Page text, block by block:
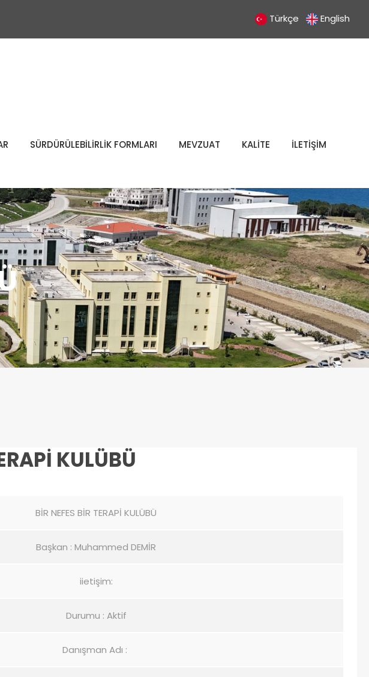
Türkçe English
SÜRDÜRÜLEBİLİRLİK FORMLARI MEVZUAT KALİTE İLETİŞİM
KULÜBÜ
BİR NEFES BİR TERAPİ KULÜBÜ
Başkan : Muhammed DEMİR
iietişim:
Durumu : Aktif
Danışman Adı :